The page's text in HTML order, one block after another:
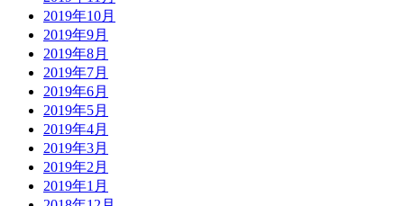
2019年10月
2019年9月
2019年8月
2019年7月
2019年6月
2019年5月
2019年4月
2019年3月
2019年2月
2019年1月